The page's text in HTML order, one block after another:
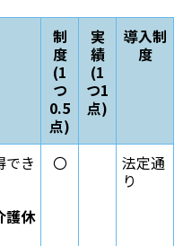
制
度
(1
つ
0.5
点)
実
績
(1
つ1
点)
導入制
度
でき
護休
〇
法定通
り